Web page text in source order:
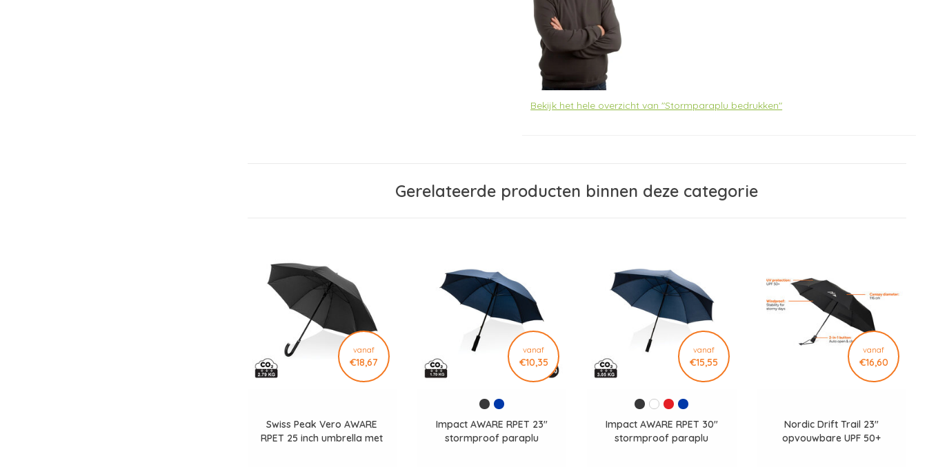
Bekijk het hele overzicht van "Stormparaplu bedrukken"
Gerelateerde producten binnen deze categorie
vanaf
€18,67
Swiss Peak Vero AWARE
RPET 25 inch umbrella met
vanaf
€10,35
Impact AWARE RPET 23"
stormproof paraplu
vanaf
€15,55
Impact AWARE RPET 30"
stormproof paraplu
vanaf
€16,60
Nordic Drift Trail 23"
opvouwbare UPF 50+